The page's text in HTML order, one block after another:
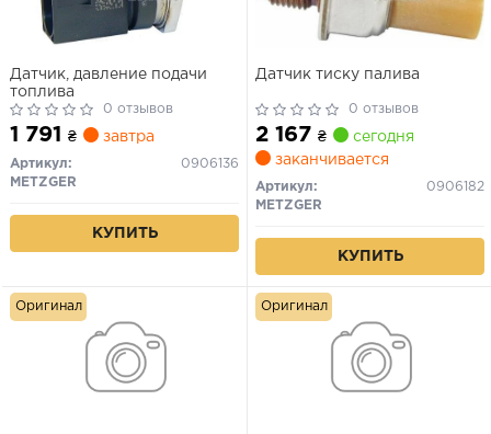
Датчик, давление подачи
топлива
0 отзывов
1 791 ₴ завтра
Артикул:
0906136
METZGER
КУПИТЬ
Датчик тиску палива
0 отзывов
2 167 ₴
сегодня
заканчивается
Артикул:
0906182
METZGER
КУПИТЬ
Оригинал Оригинал